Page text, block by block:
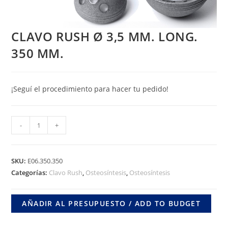
CLAVO RUSH Ø 3,5 MM. LONG.
350 MM.
¡Seguí el procedimiento para hacer tu pedido!
RUSH
3,5
MM.
MM.
- +
SKU: E06.350.350
Categorías: Clavo Rush, Osteosíntesis, Osteosíntesis
AÑADIR AL PRESUPUESTO / ADD TO BUDGET